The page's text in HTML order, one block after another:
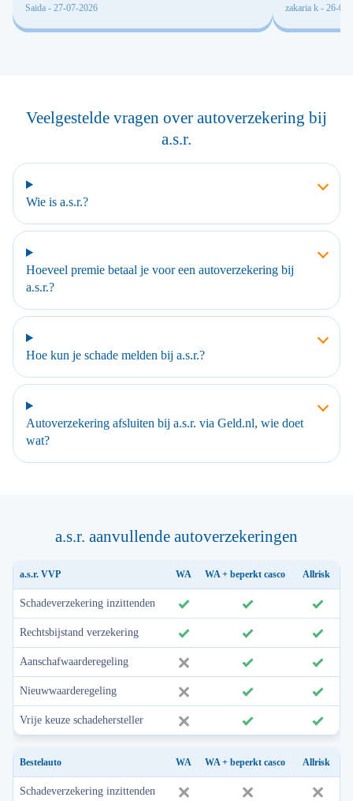
Saida - 27-07-2026 zakaria k - 26-05-
Veelgestelde vragen over autoverzekering bij
a.s.r.
Wie is a.s.r.?
Hoeveel premie betaal je voor een autoverzekering bij
a.s.r.?
Hoe kun je schade melden bij a.s.r.?
Autoverzekering afsluiten bij a.s.r. via Geld.nl, wie doet
wat?
a.s.r. aanvullende autoverzekeringen
a.s.r. VVP WA WA + beperkt casco Allrisk
Schadeverzekering inzittenden
Rechtsbijstand verzekering
Aanschafwaarderegeling
Nieuwwaarderegeling
Vrije keuze schadehersteller
Bestelauto WA WA + beperkt casco Allrisk
Schadeverzekering inzittenden